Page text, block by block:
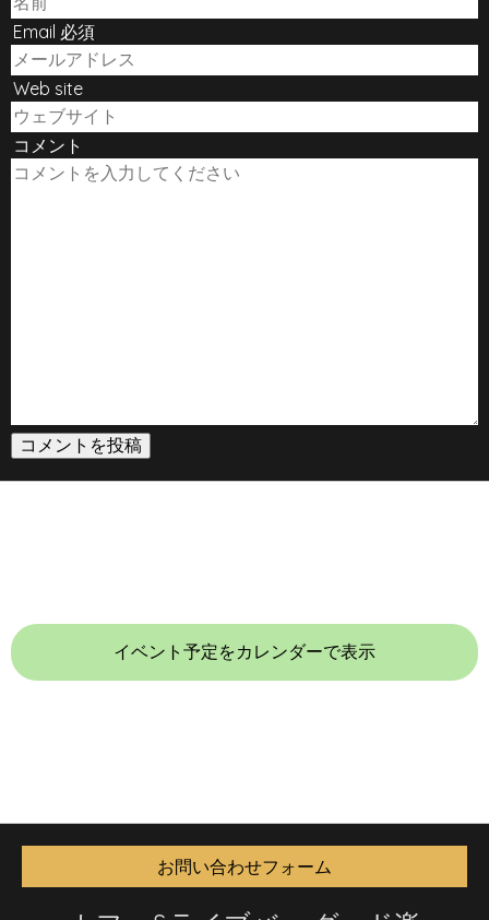
Email 必須
Web site
コメント
イベント予定をカレンダーで表示
お問い合わせフォーム